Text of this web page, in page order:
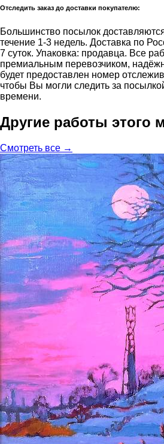
Отследить заказ до доставки покупателю:
Большинство посылок
течение 1-3 недель. Доставка по
7 суток. Упаковка: продавца. Все
премиальным перевозчиком,
будет предоставлен номер
чтобы Вы могли следить за
времени.
Другие работы этого
Смотреть все →